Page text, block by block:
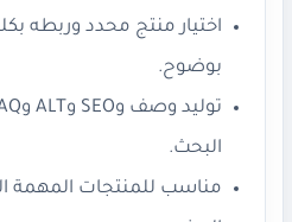
اختيار منتج محدد وربطه
بوضوح.
البحث.
مناسب للمنتجات المهمة